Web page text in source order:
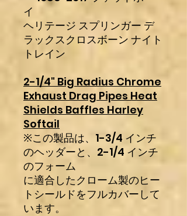
イ
ヘリテージ スプリンガー デ
ラックスクロスボーン ナイト
トレイン
2-1/4" Big Radius Chrome
Exhaust Drag Pipes Heat
Shields Baffles Harley
Softail
※この製品は、1-3/4 インチ
のヘッダーと、2-1/4 インチ
のフォーム
に適合したクローム製のヒー
トシールドをフルカバーして
います。